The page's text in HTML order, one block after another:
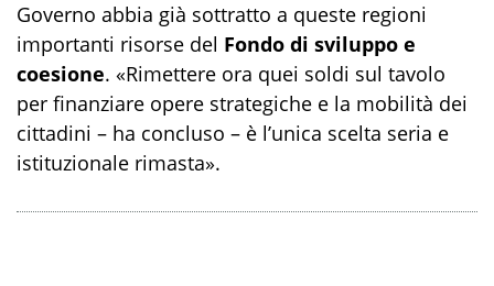
Governo abbia già sottratto a queste regioni
importanti risorse del Fondo di sviluppo e
coesione. «Rimettere ora quei soldi sul tavolo
per finanziare opere strategiche e la mobilità dei
cittadini – ha concluso – è l’unica scelta seria e
istituzionale rimasta».